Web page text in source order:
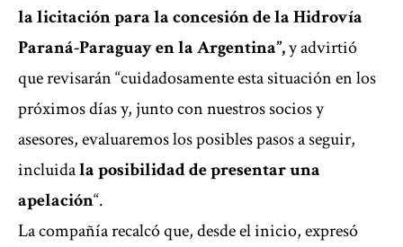
la licitación para la concesión de la Hidrovía
Paraná-Paraguay en la Argentina”,y advirtió
que revisarán “cuidadosamente esta situación en los
próximos días y, junto con nuestros socios y
asesores, evaluaremos los posibles pasos a seguir,
incluidala posibilidad de presentar una
apelación“.
La compañía recalcó que, desde el inicio, expresó